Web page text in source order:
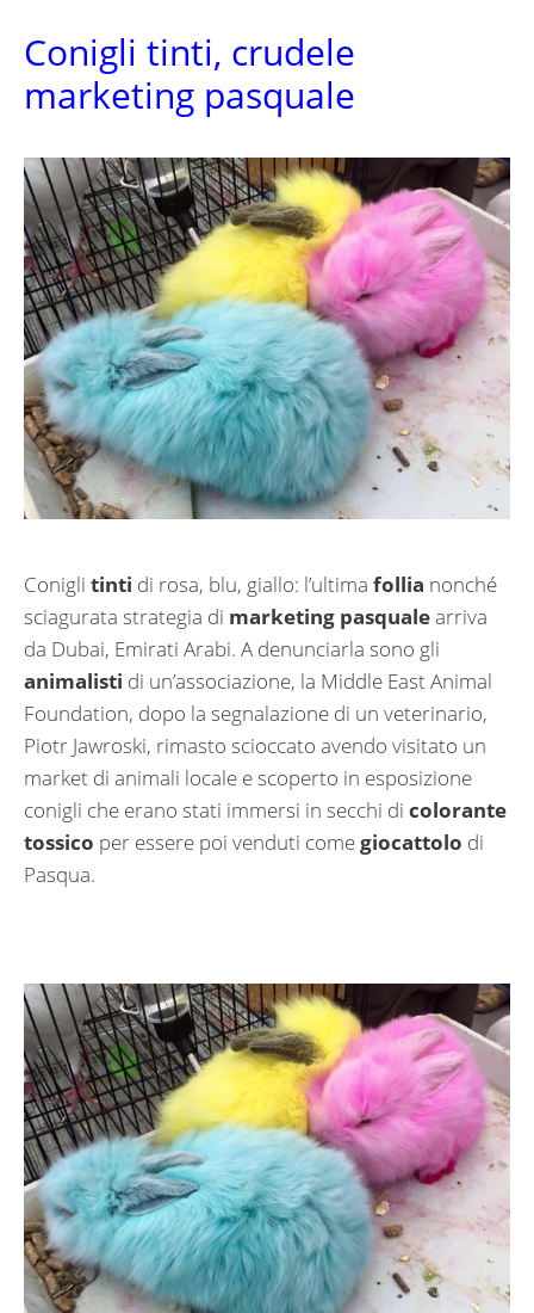
Conigli tinti, crudele
marketing pasquale
Conigli tinti di rosa, blu, giallo: l’ultima follia nonché
sciagurata strategia di marketing pasqualearriva
da Dubai, Emirati Arabi. A denunciarla sono gli
animalisti di un’associazione, la Middle East Animal
Foundation, dopo la segnalazione di un veterinario,
Piotr Jawroski, rimasto scioccato avendo visitato un
market di animali locale e scoperto in esposizione
conigli che erano stati immersi in secchi di colorante
tossico per essere poi venduti comegiocattolo di
Pasqua.